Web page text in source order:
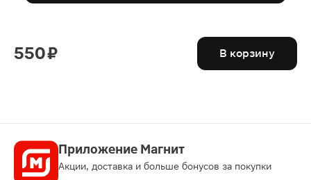
550 ₽ В корзину
Приложение Магнит
Акции, доставка и больше бонусов за покупки